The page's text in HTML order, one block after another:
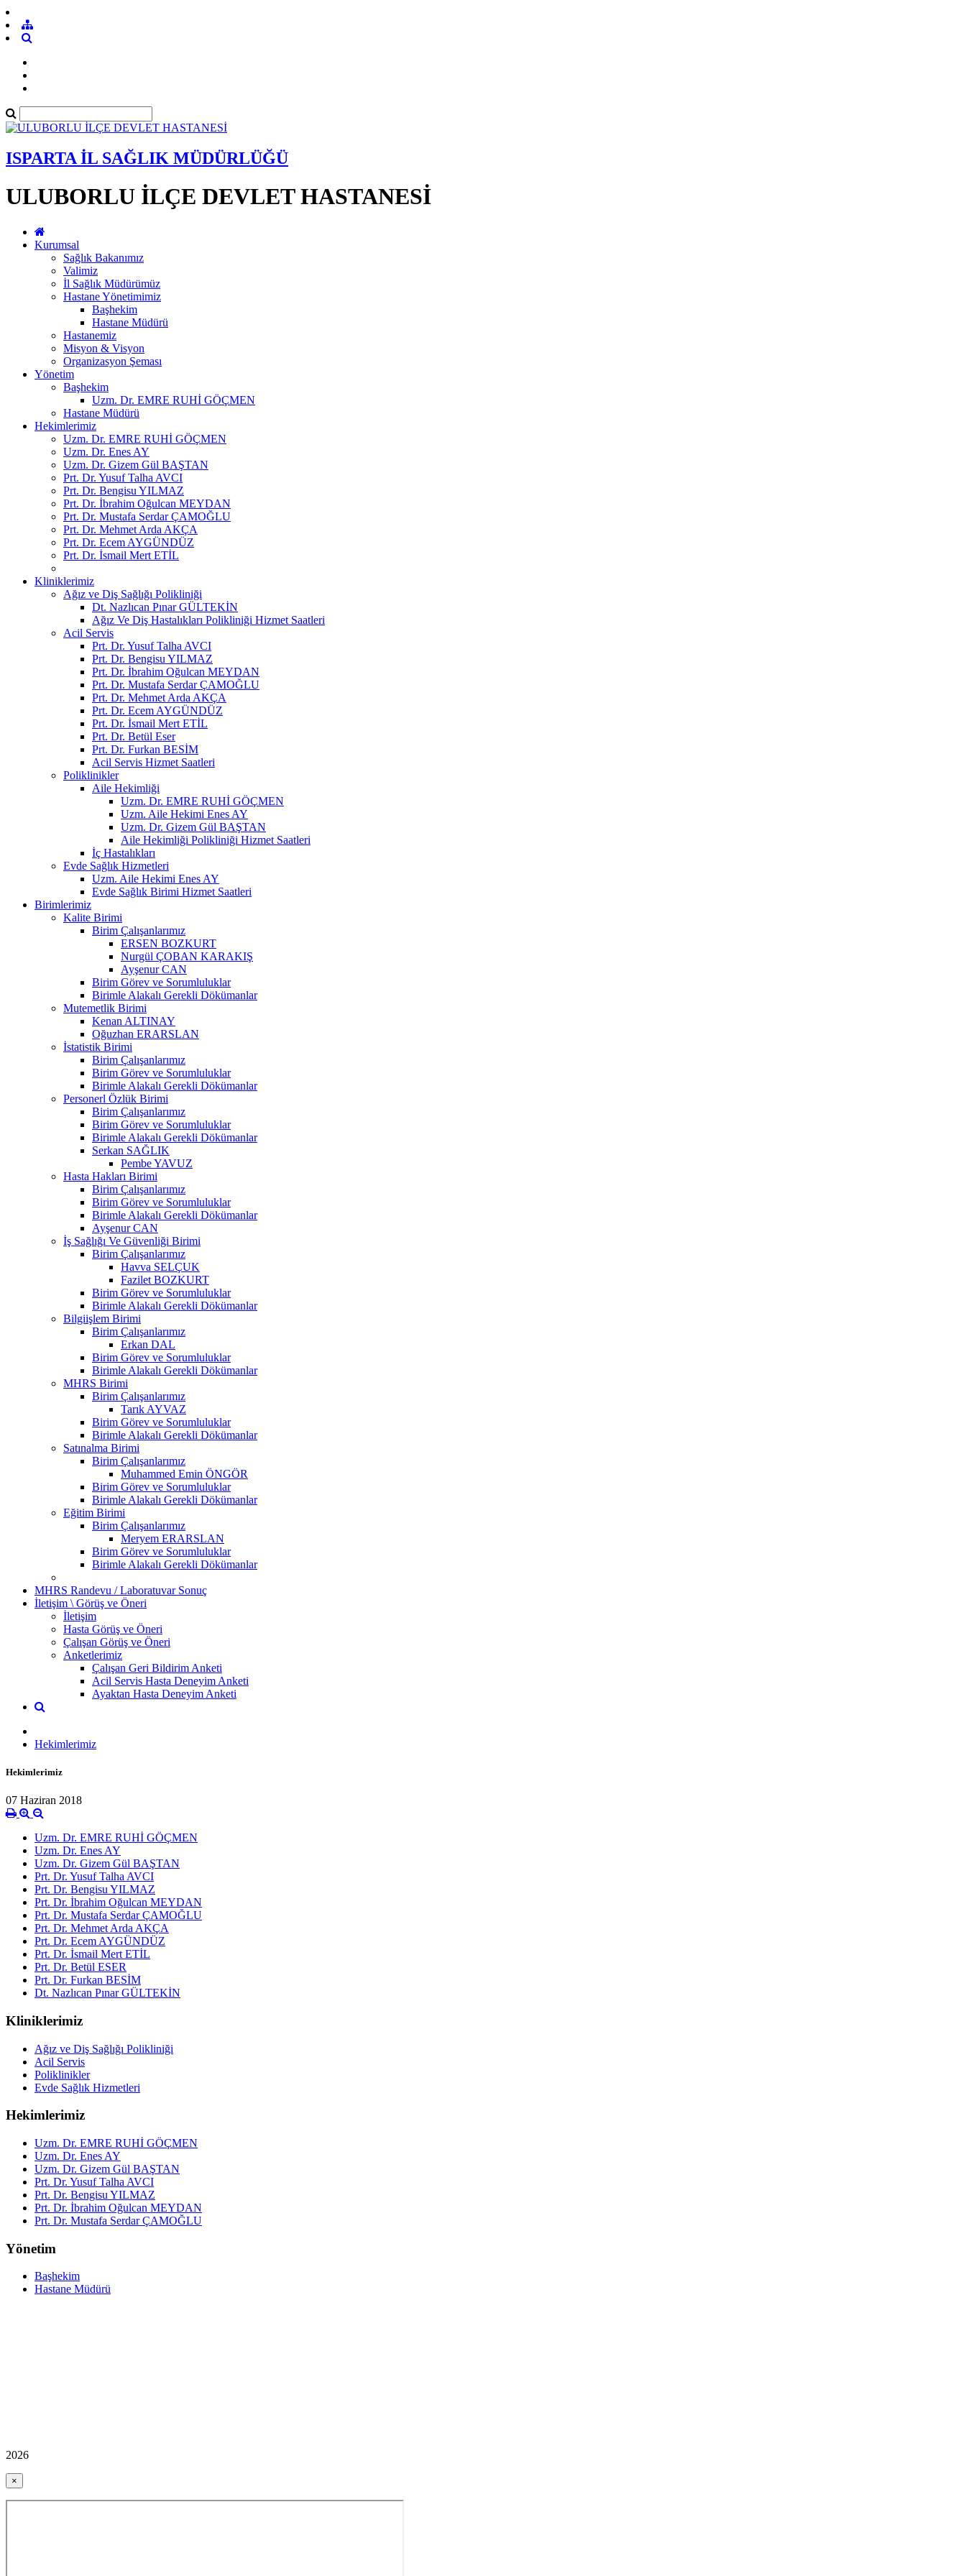
ISPARTA İL SAĞLIK MÜDÜRLÜĞÜ
ULUBORLU İLÇE DEVLET HASTANESİ
Kurumsal
Sağlık Bakanımız
Valimiz
İl Sağlık Müdürümüz
Hastane Yönetimimiz
Başhekim
Hastane Müdürü
Hastanemiz
Misyon & Visyon
Organizasyon Şeması
Yönetim
Başhekim
Uzm. Dr. EMRE RUHİ GÖÇMEN
Hastane Müdürü
Hekimlerimiz
Uzm. Dr. EMRE RUHİ GÖÇMEN
Uzm. Dr. Enes AY
Uzm. Dr. Gizem Gül BAŞTAN
Prt. Dr. Yusuf Talha AVCI
Prt. Dr. Bengisu YILMAZ
Prt. Dr. İbrahim Oğulcan MEYDAN
Prt. Dr. Mustafa Serdar ÇAMOĞLU
Prt. Dr. Mehmet Arda AKÇA
Prt. Dr. Ecem AYGÜNDÜZ
Prt. Dr. İsmail Mert ETİL
Kliniklerimiz
Ağız ve Diş Sağlığı Polikliniği
Dt. Nazlıcan Pınar GÜLTEKİN
Ağız Ve Diş Hastalıkları Polikliniği Hizmet Saatleri
Acil Servis
Prt. Dr. Yusuf Talha AVCI
Prt. Dr. Bengisu YILMAZ
Prt. Dr. İbrahim Oğulcan MEYDAN
Prt. Dr. Mustafa Serdar ÇAMOĞLU
Prt. Dr. Mehmet Arda AKÇA
Prt. Dr. Ecem AYGÜNDÜZ
Prt. Dr. İsmail Mert ETİL
Prt. Dr. Betül Eser
Prt. Dr. Furkan BESİM
Acil Servis Hizmet Saatleri
Poliklinikler
Aile Hekimliği
Uzm. Dr. EMRE RUHİ GÖÇMEN
Uzm. Aile Hekimi Enes AY
Uzm. Dr. Gizem Gül BAŞTAN
Aile Hekimliği Polikliniği Hizmet Saatleri
İç Hastalıkları
Evde Sağlık Hizmetleri
Uzm. Aile Hekimi Enes AY
Evde Sağlık Birimi Hizmet Saatleri
Birimlerimiz
Kalite Birimi
Birim Çalışanlarımız
ERSEN BOZKURT
Nurgül ÇOBAN KARAKIŞ
Ayşenur CAN
Birim Görev ve Sorumluluklar
Birimle Alakalı Gerekli Dökümanlar
Mutemetlik Birimi
Kenan ALTINAY
Oğuzhan ERARSLAN
İstatistik Birimi
Birim Çalışanlarımız
Birim Görev ve Sorumluluklar
Birimle Alakalı Gerekli Dökümanlar
Personerl Özlük Birimi
Birim Çalışanlarımız
Birim Görev ve Sorumluluklar
Birimle Alakalı Gerekli Dökümanlar
Serkan SAĞLIK
Pembe YAVUZ
Hasta Hakları Birimi
Birim Çalışanlarımız
Birim Görev ve Sorumluluklar
Birimle Alakalı Gerekli Dökümanlar
Ayşenur CAN
İş Sağlığı Ve Güvenliği Birimi
Birim Çalışanlarımız
Havva SELÇUK
Fazilet BOZKURT
Birim Görev ve Sorumluluklar
Birimle Alakalı Gerekli Dökümanlar
Bilgiişlem Birimi
Birim Çalışanlarımız
Erkan DAL
Birim Görev ve Sorumluluklar
Birimle Alakalı Gerekli Dökümanlar
MHRS Birimi
Birim Çalışanlarımız
Tarık AYVAZ
Birim Görev ve Sorumluluklar
Birimle Alakalı Gerekli Dökümanlar
Satınalma Birimi
Birim Çalışanlarımız
Muhammed Emin ÖNGÖR
Birim Görev ve Sorumluluklar
Birimle Alakalı Gerekli Dökümanlar
Eğitim Birimi
Birim Çalışanlarımız
Meryem ERARSLAN
Birim Görev ve Sorumluluklar
Birimle Alakalı Gerekli Dökümanlar
MHRS Randevu / Laboratuvar Sonuç
İletişim \ Görüş ve Öneri
İletişim
Hasta Görüş ve Öneri
Çalışan Görüş ve Öneri
Anketlerimiz
Çalışan Geri Bildirim Anketi
Acil Servis Hasta Deneyim Anketi
Ayaktan Hasta Deneyim Anketi
Hekimlerimiz
Hekimlerimiz
07 Haziran 2018
Uzm. Dr. EMRE RUHİ GÖÇMEN
Uzm. Dr. Enes AY
Uzm. Dr. Gizem Gül BAŞTAN
Prt. Dr. Yusuf Talha AVCI
Prt. Dr. Bengisu YILMAZ
Prt. Dr. İbrahim Oğulcan MEYDAN
Prt. Dr. Mustafa Serdar ÇAMOĞLU
Prt. Dr. Mehmet Arda AKÇA
Prt. Dr. Ecem AYGÜNDÜZ
Prt. Dr. İsmail Mert ETİL
Prt. Dr. Betül ESER
Prt. Dr. Furkan BESİM
Dt. Nazlıcan Pınar GÜLTEKİN
Kliniklerimiz
Ağız ve Diş Sağlığı Polikliniği
Acil Servis
Poliklinikler
Evde Sağlık Hizmetleri
Hekimlerimiz
Uzm. Dr. EMRE RUHİ GÖÇMEN
Uzm. Dr. Enes AY
Uzm. Dr. Gizem Gül BAŞTAN
Prt. Dr. Yusuf Talha AVCI
Prt. Dr. Bengisu YILMAZ
Prt. Dr. İbrahim Oğulcan MEYDAN
Prt. Dr. Mustafa Serdar ÇAMOĞLU
Yönetim
Başhekim
Hastane Müdürü
2026
×